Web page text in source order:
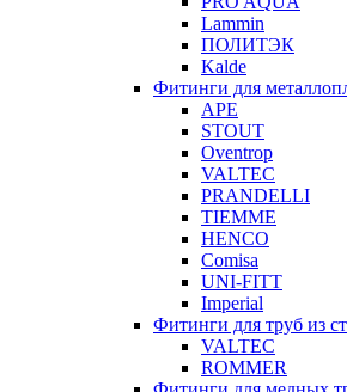
Lammin
ПОЛИТЭК
Kalde
Фитинги для
APE
STOUT
Oventrop
VALTEC
PRANDELLI
TIEMME
HENCO
Comisa
UNI-FITT
Imperial
Фитинги для труб из
VALTEC
ROMMER